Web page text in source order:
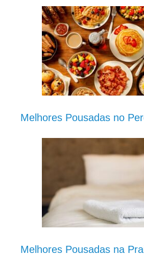
Melhores Pousadas no
Melhores Pousadas na